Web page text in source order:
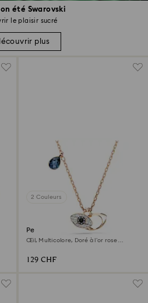
été Swarovski
le plaisir sucré
plus
2 Couleurs
Pendentif Symbolica
Œil, Multicolore, Doré à l’or rose
129 CHF